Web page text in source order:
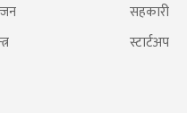
सहकारी
स्टार्टअप